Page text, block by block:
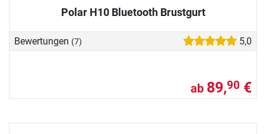
Polar H10 Bluetooth Brustgurt
Bewertungen (7) 5,0
ab 89,90 €